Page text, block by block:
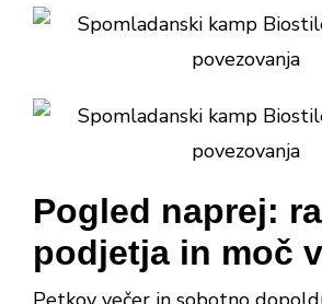
Pogled naprej:
podjetja in moč